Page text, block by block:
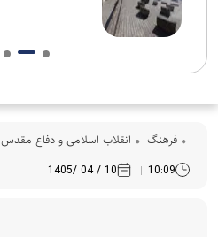
فرهنگ‌ انقلاب اسلامی و دفاع مقدس
10:09
10 / 04 /1405